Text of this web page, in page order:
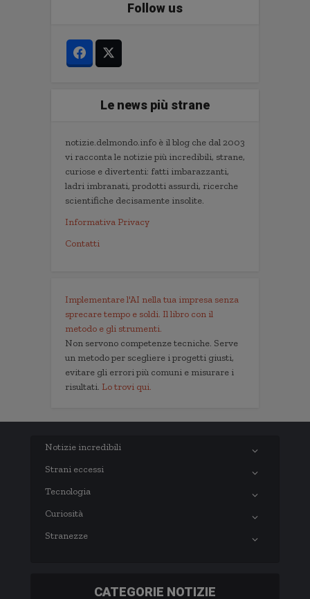
Follow us
Le news più strane
notizie.delmondo.info è il blog che dal 2003
vi racconta le notizie più incredibili, strane,
curiose e divertenti: fatti imbarazzanti,
ladri imbranati, prodotti assurdi, ricerche
scientifiche decisamente insolite.
Informativa Privacy
Contatti
Implementare l'AI nella tua impresa senza
sprecare tempo e soldi. Il libro con il
metodo e gli strumenti.
Non servono competenze tecniche. Serve
un metodo per scegliere i progetti giusti,
evitare gli errori più comuni e misurare i
risultati. Lo trovi qui.
Notizie incredibili
Strani eccessi
Tecnologia
Curiosità
Stranezze
CATEGORIE NOTIZIE